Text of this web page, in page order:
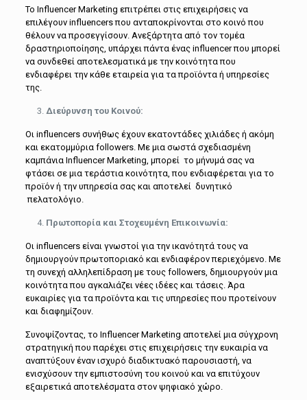
Το Influencer Marketing επιτρέπει στις επιχειρήσεις να
επιλέγουν influencers που ανταποκρίνονται στο κοινό που
θέλουν να προσεγγίσουν. Ανεξάρτητα από τον τομέα
δραστηριοποίησης, υπάρχει πάντα ένας influencer που μπορεί
να συνδεθεί αποτελεσματικά με την κοινότητα που
ενδιαφέρει την κάθε εταιρεία για τα προϊόντα ή υπηρεσίες
της.
Διεύρυνση του Κοινού:
Οι influencers συνήθως έχουν εκατοντάδες χιλιάδες ή ακόμη
και εκατομμύρια followers. Με μια σωστά σχεδιασμένη
καμπάνια Influencer Marketing, μπορεί το μήνυμά σας να
φτάσει σε μια τεράστια κοινότητα, που ενδιαφέρεται για το
προϊόν ή την υπηρεσία σας και αποτελεί δυνητικό
πελατολόγιο.
Πρωτοπορία και Στοχευμένη Επικοινωνία:
Οι influencers είναι γνωστοί για την ικανότητά τους να
δημιουργούν πρωτοποριακό και ενδιαφέρον περιεχόμενο. Με
τη συνεχή αλληλεπίδραση με τους followers, δημιουργούν μια
κοινότητα που αγκαλιάζει νέες ιδέες και τάσεις. Άρα
ευκαιρίες για τα προϊόντα και τις υπηρεσίες που προτείνουν
και διαφημίζουν.
Συνοψίζοντας, το Influencer Marketing αποτελεί μια σύγχρονη
στρατηγική που παρέχει στις επιχειρήσεις την ευκαιρία να
αναπτύξουν έναν ισχυρό διαδικτυακό παρουσιαστή, να
ενισχύσουν την εμπιστοσύνη του κοινού και να επιτύχουν
εξαιρετικά αποτελέσματα στον ψηφιακό χώρο.